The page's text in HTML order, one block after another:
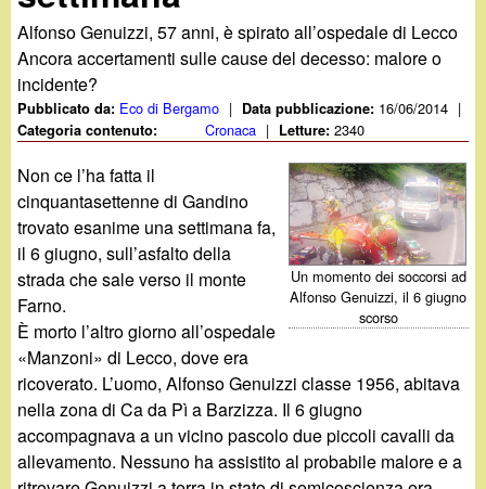
g
a
n
d
i
n
o
.
i
i
e
c
a
Alfonso Genuizzi, 57 anni, è spirato all’ospedale di Lecco
Ancora accertamenti sulle cause del decesso: malore o
incidente?
Pubblicato da: Eco di Bergamo | Data pubblicazione: 16/06/2014 |
Categoria contenuto: Cronaca | Letture:2340
Un momento dei soccorsi ad
Alfonso Genuizzi, il 6 giugno
scorso
Non ce l’ha fatta il
cinquantasettenne di Gandino
trovato esanime una settimana fa,
il 6 giugno, sull’asfalto della
strada che sale verso il monte
Farno.
È morto l’altro giorno all’ospedale
«Manzoni» di Lecco, dove era
ricoverato. L’uomo, Alfonso Genuizzi classe 1956, abitava
nella zona di Ca da Pì a Barzizza. Il 6 giugno
accompagnava a un vicino pascolo due piccoli cavalli da
allevamento. Nessuno ha assistito al probabile malore e a